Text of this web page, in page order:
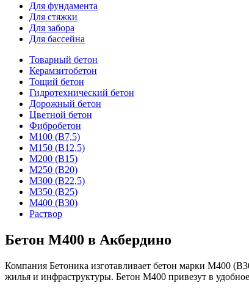
Для фундамента
Для стяжки
Для забора
Для бассейна
Товарный бетон
Керамзитобетон
Тощий бетон
Гидротехнический бетон
Дорожный бетон
Цветной бетон
Фибробетон
М100 (В7,5)
М150 (В12,5)
М200 (В15)
М250 (В20)
М300 (В22,5)
М350 (В25)
М400 (В30)
Раствор
Бетон М400 в Акбердино
Компания Бетоника изготавливает бетон марки М400
жилья и инфраструктуры. Бетон М400 привезут в